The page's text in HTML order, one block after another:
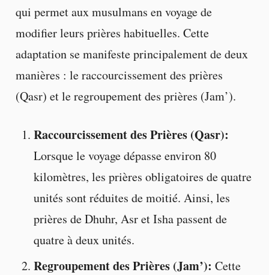
qui permet aux musulmans en voyage de
modifier leurs prières habituelles. Cette
adaptation se manifeste principalement de deux
manières : le raccourcissement des prières
(Qasr) et le regroupement des prières (Jam’).
Raccourcissement des Prières (Qasr):
Lorsque le voyage dépasse environ 80
kilomètres, les prières obligatoires de quatre
unités sont réduites de moitié. Ainsi, les
prières de Dhuhr, Asr et Isha passent de
quatre à deux unités.
Regroupement des Prières (Jam’): Cette